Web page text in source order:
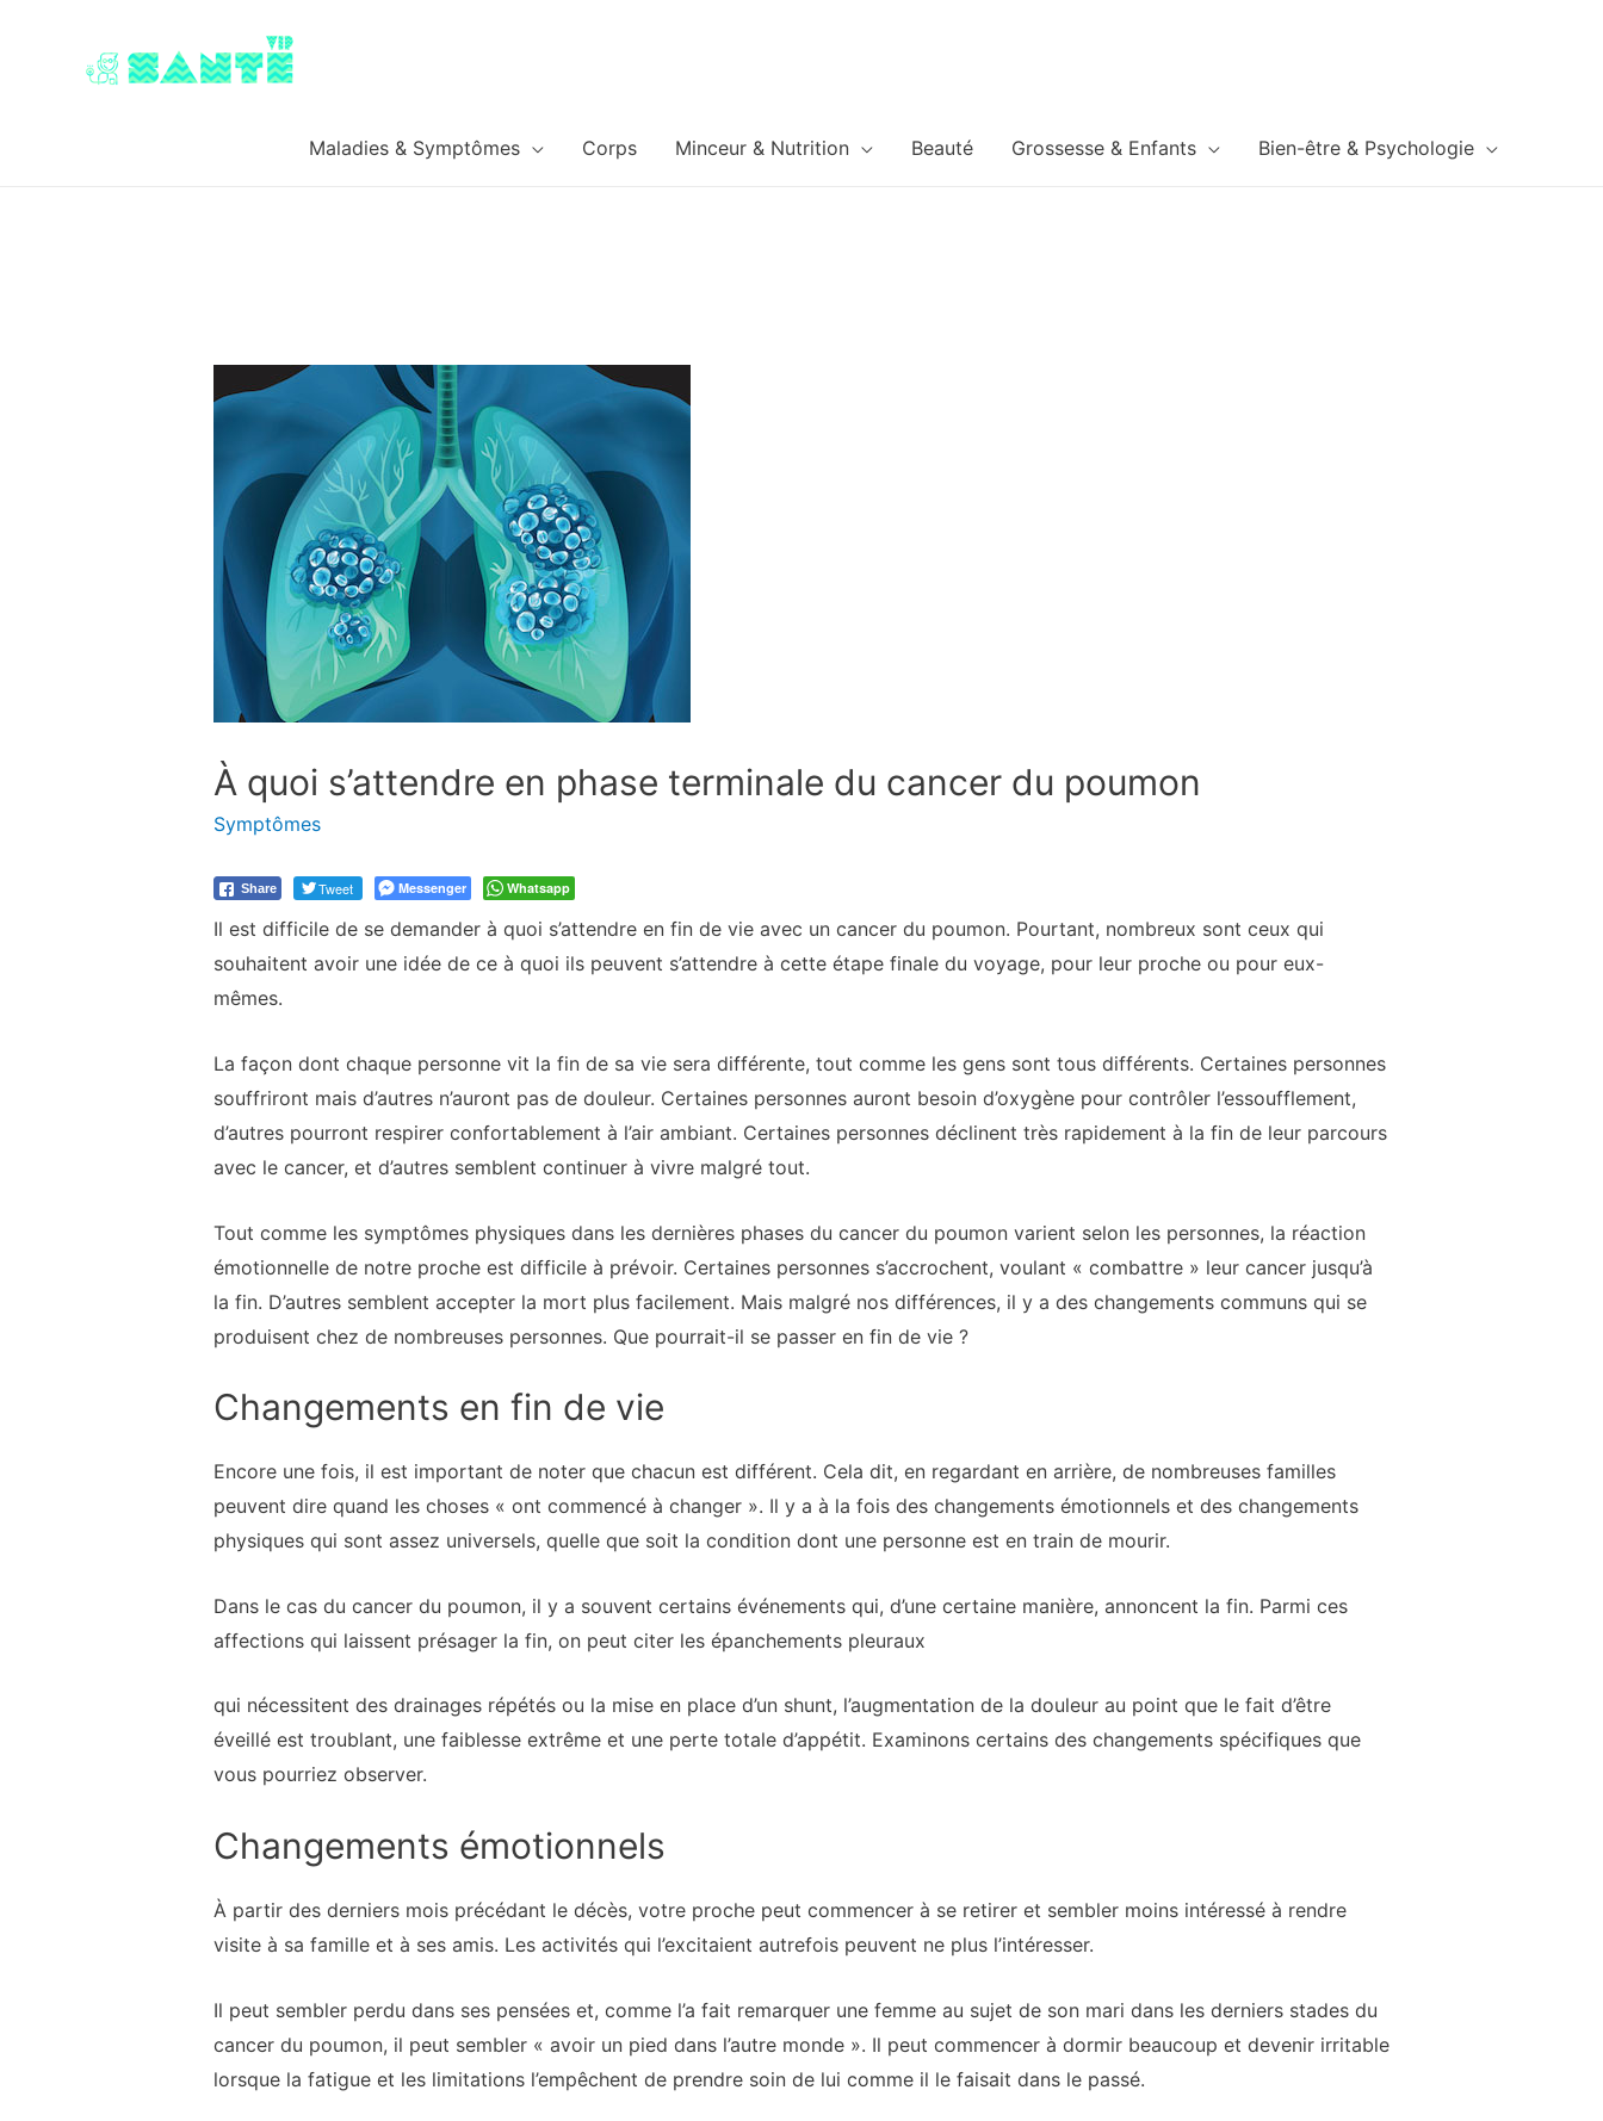
Maladies & Symptômes Corps Minceur & Nutrition Beauté Grossesse & Enfants Bien-être & Psychologie
À quoi s’attendre en phase terminale du cancer du poumon
Symptômes
Share Tweet Messenger Whatsapp
Il est difficile de se demander à quoi s’attendre en fin de vie avec un cancer du poumon. Pourtant, nombreux sont ceux qui
souhaitent avoir une idée de ce à quoi ils peuvent s’attendre à cette étape finale du voyage, pour leur proche ou pour eux-
mêmes.
La façon dont chaque personne vit la fin de sa vie sera différente, tout comme les gens sont tous différents. Certaines personnes
souffriront mais d’autres n’auront pas de douleur. Certaines personnes auront besoin d’oxygène pour contrôler l’essoufflement,
d’autres pourront respirer confortablement à l’air ambiant. Certaines personnes déclinent très rapidement à la fin de leur parcours
avec le cancer, et d’autres semblent continuer à vivre malgré tout.
Tout comme les symptômes physiques dans les dernières phases du cancer du poumon varient selon les personnes, la réaction
émotionnelle de notre proche est difficile à prévoir. Certaines personnes s’accrochent, voulant « combattre » leur cancer jusqu’à
la fin. D’autres semblent accepter la mort plus facilement. Mais malgré nos différences, il y a des changements communs qui se
produisent chez de nombreuses personnes. Que pourrait-il se passer en fin de vie ?
Changements en fin de vie
Encore une fois, il est important de noter que chacun est différent. Cela dit, en regardant en arrière, de nombreuses familles
peuvent dire quand les choses « ont commencé à changer ». Il y a à la fois des changements émotionnels et des changements
physiques qui sont assez universels, quelle que soit la condition dont une personne est en train de mourir.
Dans le cas du cancer du poumon, il y a souvent certains événements qui, d’une certaine manière, annoncent la fin. Parmi ces
affections qui laissent présager la fin, on peut citer les épanchements pleuraux
qui nécessitent des drainages répétés ou la mise en place d’un shunt, l’augmentation de la douleur au point que le fait d’être
éveillé est troublant, une faiblesse extrême et une perte totale d’appétit. Examinons certains des changements spécifiques que
vous pourriez observer.
Changements émotionnels
À partir des derniers mois précédant le décès, votre proche peut commencer à se retirer et sembler moins intéressé à rendre
visite à sa famille et à ses amis. Les activités qui l’excitaient autrefois peuvent ne plus l’intéresser.
Il peut sembler perdu dans ses pensées et, comme l’a fait remarquer une femme au sujet de son mari dans les derniers stades du
cancer du poumon, il peut sembler « avoir un pied dans l’autre monde ». Il peut commencer à dormir beaucoup et devenir irritable
lorsque la fatigue et les limitations l’empêchent de prendre soin de lui comme il le faisait dans le passé.